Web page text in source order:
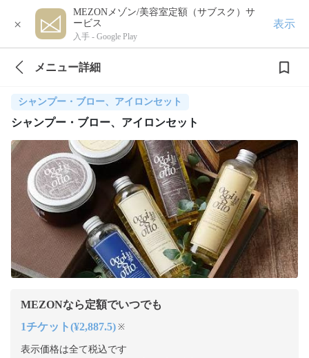
×
MEZONメゾン/美容室定額（サブスク）サ
ービス
入手 - Google Play
表示
メニュー詳細
シャンプー・ブロー、アイロンセット
シャンプー・ブロー、アイロンセット
MEZONなら定額でいつでも
1チケット(¥2,887.5) ※
表示価格は全て税込です